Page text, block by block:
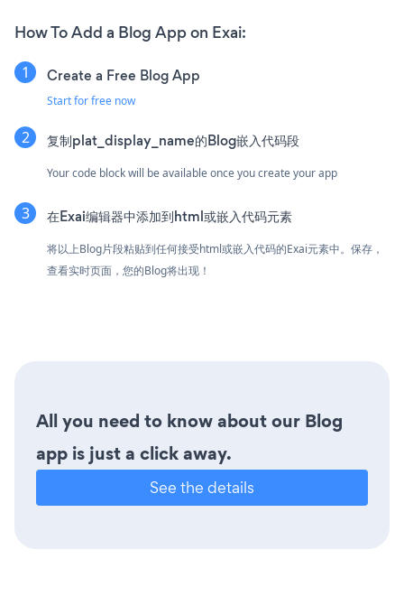
How To Add a Blog App on Exai:
Create a Free Blog App
Start for free now
复制plat_display_name的Blog嵌入代码段
Your code block will be available once you create your app
在Exai编辑器中添加到html或嵌入代码元素
将以上Blog片段粘贴到任何接受html或嵌入代码的Exai元素中。保存，
查看实时页面，您的Blog将出现！
All you need to know about our Blog
app is just a click away.
See the details